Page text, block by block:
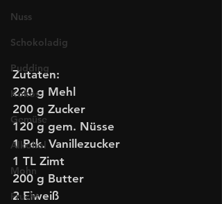
Nuss
Schokoladig
Pudding
Kokos
Gemüse
Alkohol
Mohn
Frucht
Zutaten:
220 g Mehl
200 g Zucker
120 g gem. Nüsse
1 Pck. Vanillezucker
1 TL Zimt
200 g Butter
2 Eiweiß